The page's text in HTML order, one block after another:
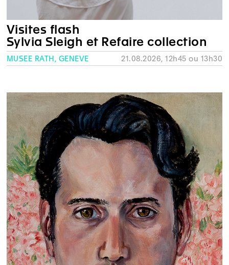
Visites flash
Sylvia Sleigh et Refaire collection
MUSÉE RATH, GENÈVE 21.08.2026, 12h45 ou 13h30